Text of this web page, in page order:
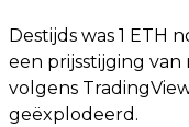
Destijds was 1 ETH
een prijsstijging van
volgens
geëxplodeerd.